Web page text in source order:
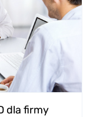
dla firmy